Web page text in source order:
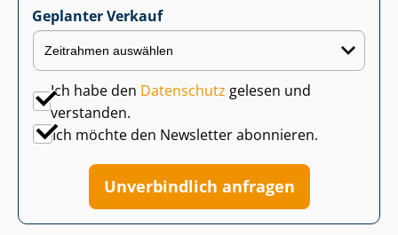
Geplanter Verkauf
Ich habe den Datenschutz gelesen und
verstanden.
Ich möchte den Newsletter abonnieren.
Unverbindlich anfragen